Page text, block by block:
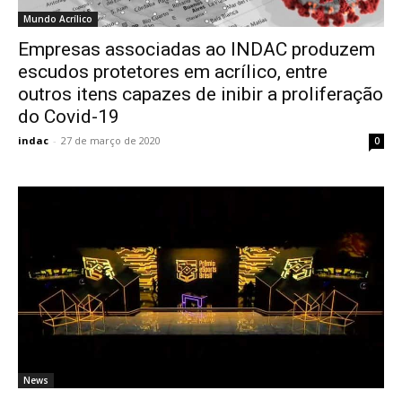
Mundo Acrílico
Empresas associadas ao INDAC produzem
escudos protetores em acrílico, entre
outros itens capazes de inibir a proliferação
do Covid-19
indac - 27 de março de 2020 0
News